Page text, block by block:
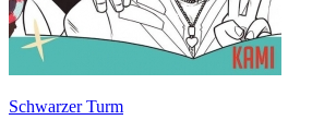
Schwarzer Turm